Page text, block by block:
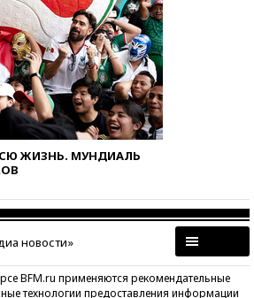
ЖИЗНЬ. МУНДИАЛЬ
новости»
BFM.ru применяются рекомендательные
технологии предоставления информации